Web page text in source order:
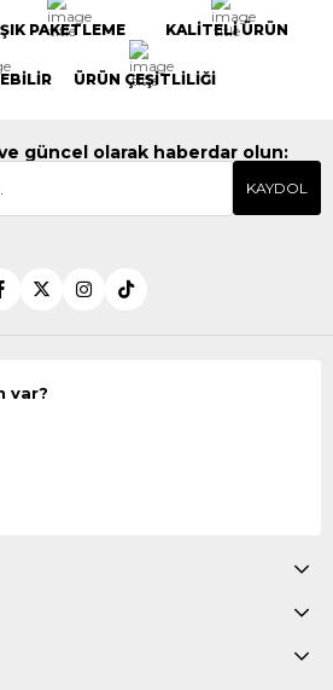
ŞIK PAKETLEME KALİTELİ ÜRÜN
ÜRÜN ÇEŞİTLİLİĞİ
güncel olarak haberdar olun:
KAYDOL
var?